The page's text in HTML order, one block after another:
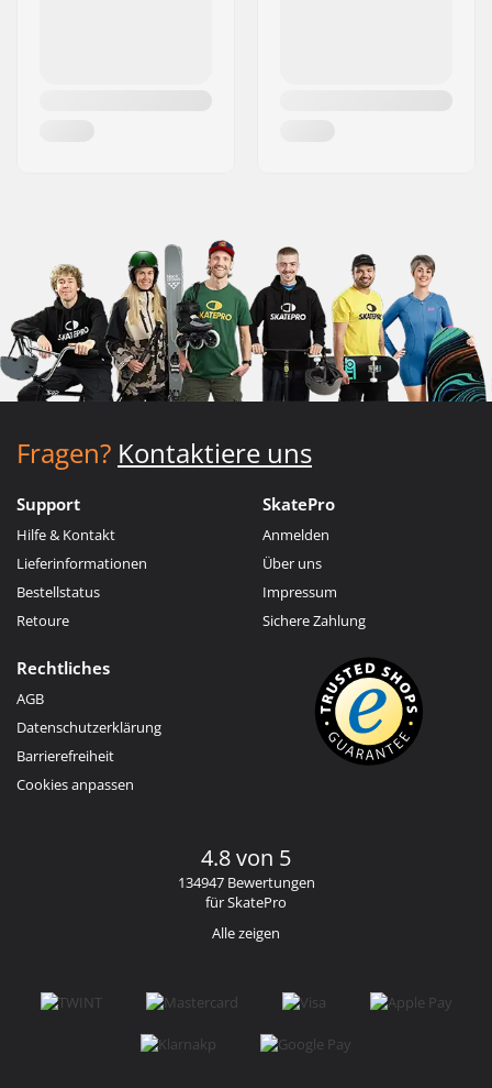
Fragen? Kontaktiere uns
Support
Hilfe & Kontakt
Lieferinformationen
Bestellstatus
Retoure
SkatePro
Anmelden
Über uns
Impressum
Sichere Zahlung
Rechtliches
AGB
Datenschutzerklärung
Barrierefreiheit
Cookies anpassen
4.8 von 5
134947 Bewertungen
für SkatePro
Alle zeigen